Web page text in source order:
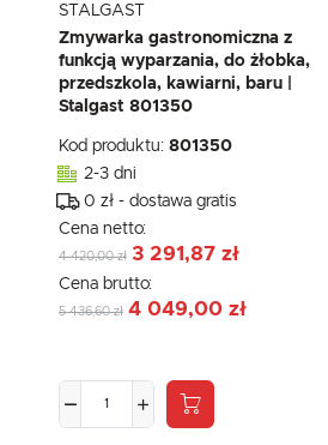
STALGAST
Zmywarka gastronomiczna z
funkcją wyparzania, do żłobka,
przedszkola, kawiarni, baru |
Stalgast 801350
Kod produktu: 801350
2-3 dni
0 zł - dostawa gratis
Cena netto:
4 420,00 zł 3 291,87 zł
Cena brutto:
5 436,60 zł 4 049,00 zł